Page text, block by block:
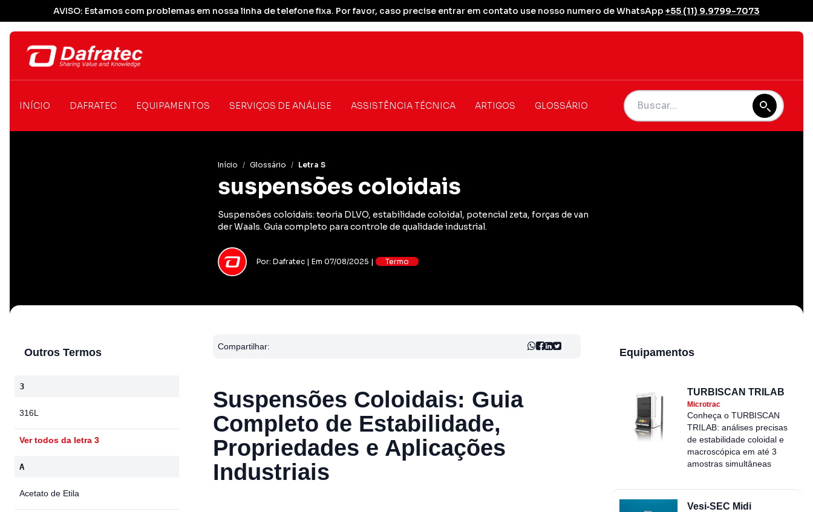
AVISO: Estamos com problemas em nossa linha de telefone fixa. Por favor, caso precise entrar em contato use nosso numero de WhatsApp +55 (11) 9.9799-7073
INÍCIO DAFRATEC EQUIPAMENTOS SERVIÇOS DE ANÁLISE ASSISTÊNCIA TÉCNICA ARTIGOS GLOSSÁRIO
Início / Glossário / Letra S
suspensões coloidais
Suspensões coloidais: teoria DLVO, estabilidade coloidal, potencial zeta, forças de van
der Waals. Guia completo para controle de qualidade industrial.
Por: Dafratec | Em 07/08/2025 | Termo
Compartilhar:
Suspensões Coloidais: Guia
Completo de Estabilidade,
Propriedades e Aplicações
Industriais
Outros Termos
3
316L
Ver todos da letra 3
A
Acetato de Etila
Equipamentos
TURBISCAN TRILAB
Microtrac
Conheça o TURBISCAN
TRILAB: análises precisas
de estabilidade coloidal e
macroscópica em até 3
amostras simultâneas
Vesi-SEC Midi